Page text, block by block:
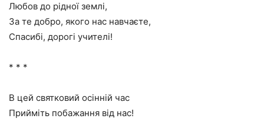
Любов до рідної землі,
За те добро, якого нас навчаєте,
Спасибі, дорогі учителі!
* * *
В цей святковий осінній час
Прийміть побажання від нас!